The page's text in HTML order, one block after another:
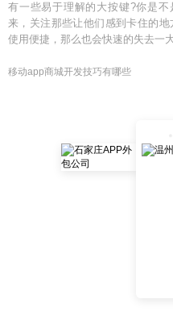
有一些易于理解的大按键?你是
来，关注那些让他们感到卡住的
使用便捷，那么也会快速的失去一
移动app商城开发技巧有哪些